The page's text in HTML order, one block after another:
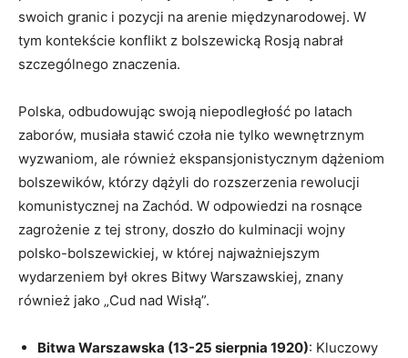
⁢swoich granic ⁢i pozycji na ‍arenie międzynarodowej. ​W
tym kontekście konflikt z bolszewicką Rosją nabrał
szczególnego ⁣znaczenia.
Polska, odbudowując swoją niepodległość po latach
‌zaborów, musiała stawić czoła nie tylko wewnętrznym
wyzwaniom, ale również​ ekspansjonistycznym dążeniom
bolszewików, którzy dążyli do rozszerzenia rewolucji
komunistycznej na Zachód. W odpowiedzi na rosnące
zagrożenie z tej strony, doszło⁢ do kulminacji wojny
⁢polsko-bolszewickiej, w której najważniejszym⁤
wydarzeniem był okres Bitwy Warszawskiej, znany‍
również jako ‍„Cud nad ⁢Wisłą”.
Bitwa⁣ Warszawska (13-25 sierpnia 1920): Kluczowy